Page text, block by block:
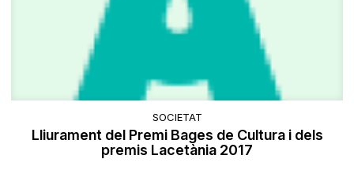
SOCIETAT
Lliurament del Premi Bages de Cultura i dels
premis Lacetània 2017